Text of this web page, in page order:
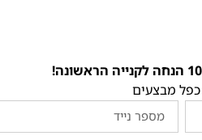
מבצעים